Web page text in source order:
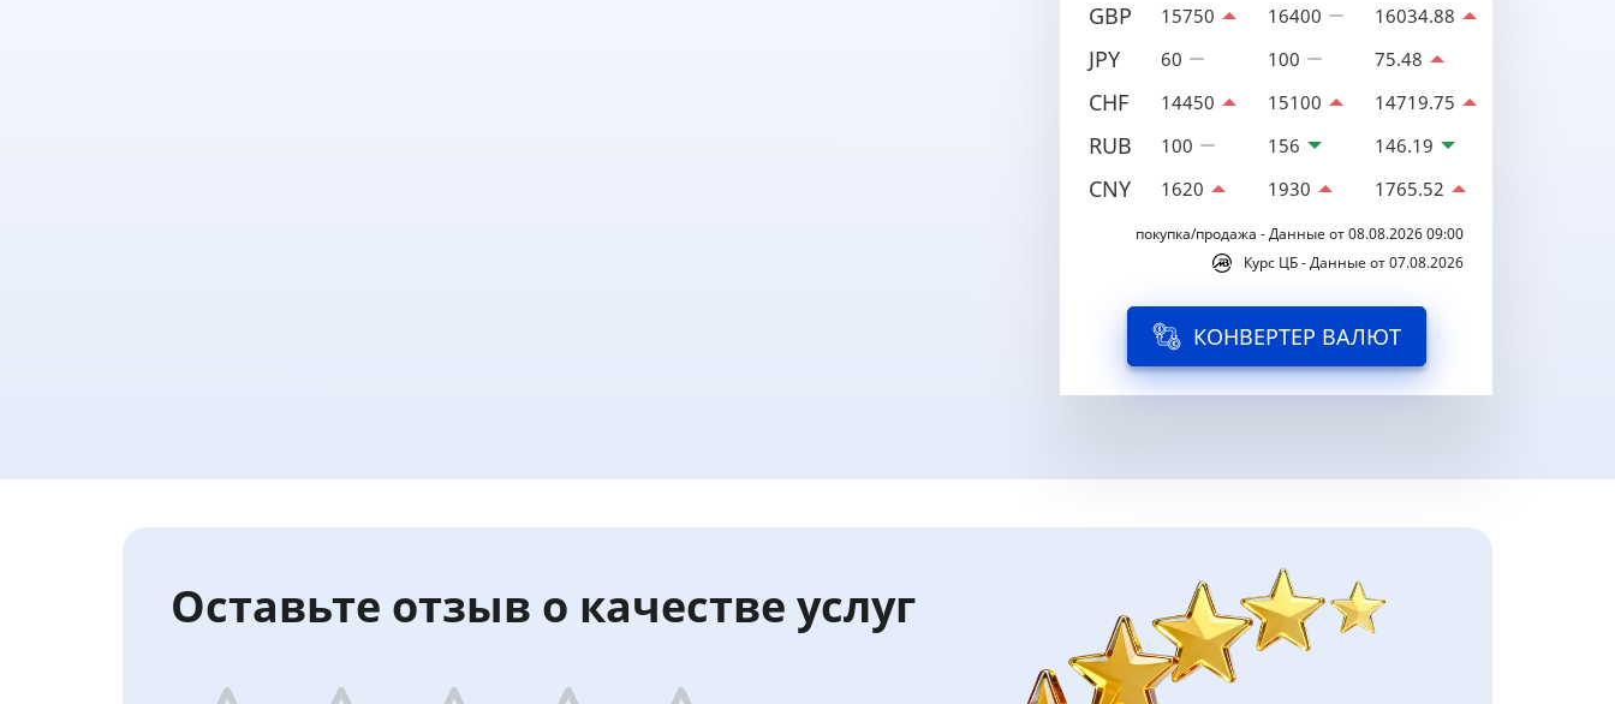
GBP 15750 16400 16034.88
JPY 60 100 75.48
CHF 14450 15100 14719.75
RUB 100 156 146.19
CNY 1620 1930 1765.52
покупка/продажа - Данные от 08.08.2026 09:00
Курс ЦБ - Данные от 07.08.2026
КОНВЕРТЕР ВАЛЮТ
Оставьте отзыв о качестве услуг